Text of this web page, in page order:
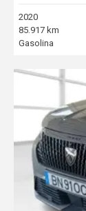
2020
85.917 km
Gasolina